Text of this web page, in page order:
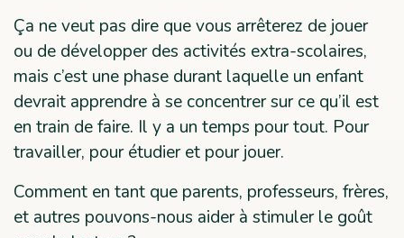
Ça ne veut pas dire que vous arrêterez de jouer
ou de développer des activités extra-scolaires,
mais c’est une phase durant laquelle un enfant
devrait apprendre à se concentrer sur ce qu’il est
en train de faire. Il y a un temps pour tout. Pour
travailler, pour étudier et pour jouer.
Comment en tant que parents, professeurs, frères,
et autres pouvons-nous aider à stimuler le goût